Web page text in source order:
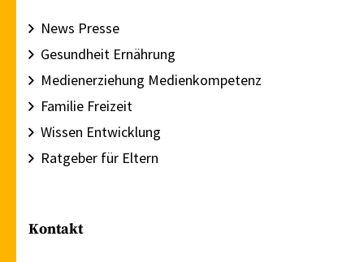
News Presse
Gesundheit Ernährung
Medienerziehung Medienkompetenz
Familie Freizeit
Wissen Entwicklung
Ratgeber für Eltern
Kontakt